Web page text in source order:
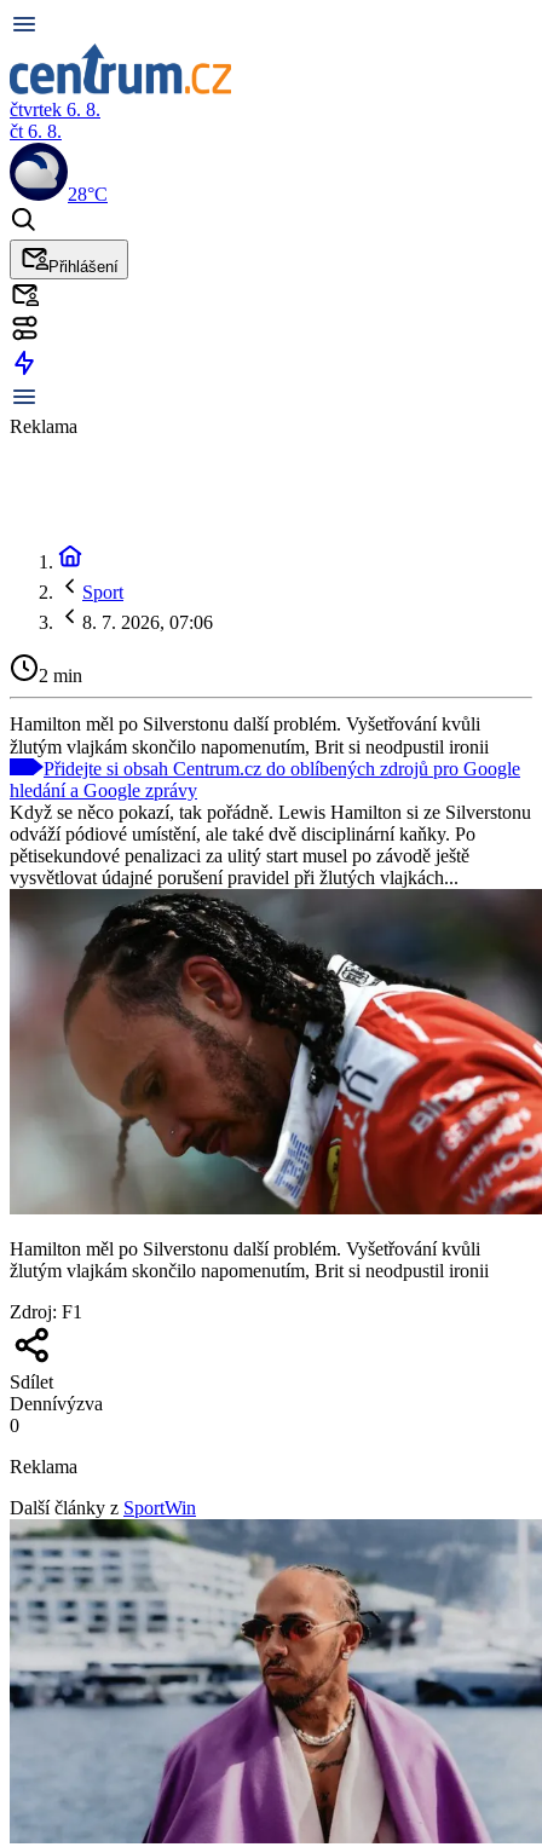
čtvrtek 6. 8.
čt 6. 8.
28°C
Přihlášení
Reklama
Sport
8. 7. 2026, 07:06
2 min
Hamilton měl po Silverstonu další problém. Vyšetřování kvůli
žlutým vlajkám skončilo napomenutím, Brit si neodpustil ironii
Přidejte si obsah Centrum.cz do oblíbených zdrojů pro Google
hledání a Google zprávy
Když se něco pokazí, tak pořádně. Lewis Hamilton si ze Silverstonu
odváží pódiové umístění, ale také dvě disciplinární kaňky. Po
pětisekundové penalizaci za ulitý start musel po závodě ještě
vysvětlovat údajné porušení pravidel při žlutých vlajkách...
Hamilton měl po Silverstonu další problém. Vyšetřování kvůli
žlutým vlajkám skončilo napomenutím, Brit si neodpustil ironii
Zdroj: F1
Sdílet
Dennívýzva
0
Reklama
Další články z SportWin